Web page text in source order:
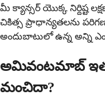
మీ క్యాన్సర్ యొక్క నిర్దిష్ట
చికిత్స ప్రాధాన్యతలను
అందుబాటులో ఉన్న అన్ని
అమివంటమాబ్ ఇతర
మంచిదా?